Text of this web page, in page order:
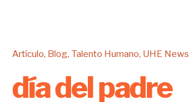
Artículo Blog Talento Humano UHE News
día del padre